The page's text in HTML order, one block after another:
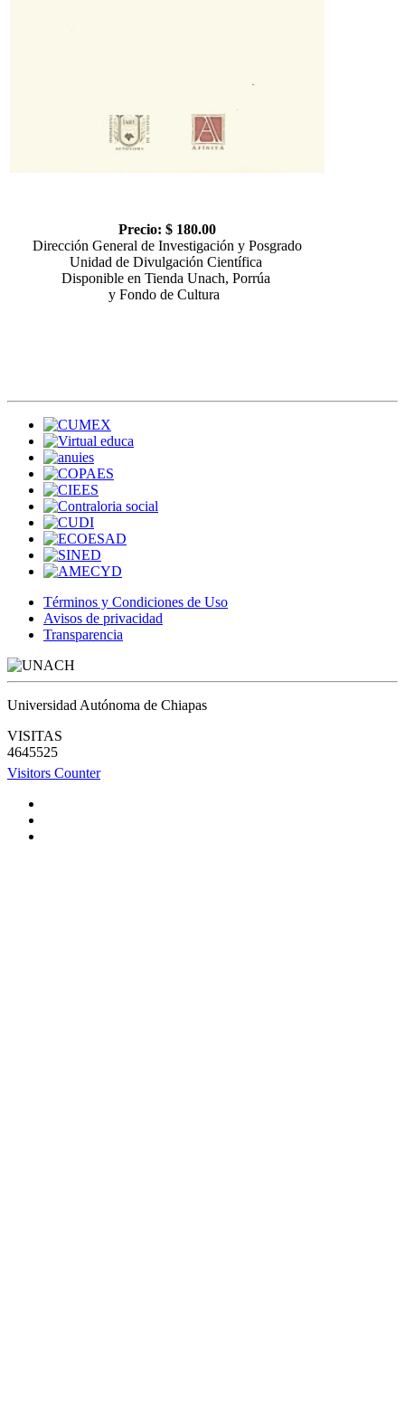
Precio: $ 180.00
Dirección General de Investigación y Posgrado
Unidad de Divulgación Científica
Disponible en Tienda Unach, Porrúa
y Fondo de Cultura
Términos y Condiciones de Uso
Avisos de privacidad
Transparencia
Universidad Autónoma de Chiapas
VISITAS
4645525
Visitors Counter